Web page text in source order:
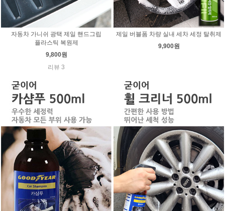
자동차 가니쉬 광택 제일 핸드그립
플라스틱 복원제
9,800원
리뷰 3
제일 버블폼 차량 실내 세차 세정 탈취제
9,900원